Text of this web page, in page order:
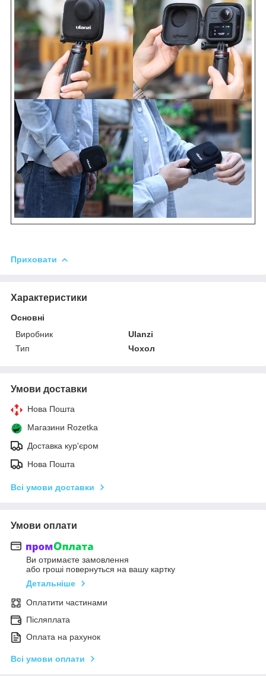
Приховати
Характеристики
Основні
Виробник
Ulanzi
Тип
Чохол
Умови доставки
Нова Пошта
Магазини Rozetka
Доставка кур'єром
Нова Пошта
Всі умови доставки
Умови оплати
Ви отримаєте замовлення
або гроші повернуться на вашу картку
Детальніше
Оплатити частинами
Післяплата
Оплата на рахунок
Всі умови оплати